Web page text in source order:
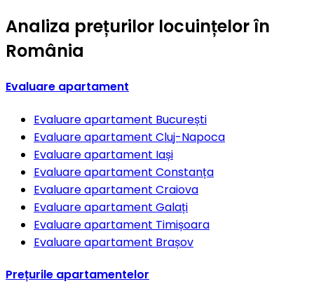
Analiza prețurilor locuințelor în
România
Evaluare apartament
Evaluare apartament București
Evaluare apartament Cluj-Napoca
Evaluare apartament Iași
Evaluare apartament Constanța
Evaluare apartament Craiova
Evaluare apartament Galați
Evaluare apartament Timișoara
Evaluare apartament Brașov
Prețurile apartamentelor